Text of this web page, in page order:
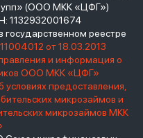
(ООО МКК «ЦФГ»)
1132932001674
государственном реестре
от 18.03.2013
и информация о
ООО МКК «ЦФГ»
предоставления,
микрозаймов и
микрозаймов МКК